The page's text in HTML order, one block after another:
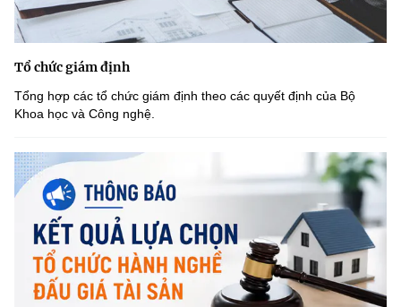
Tổ chức giám định
Tổng hợp các tổ chức giám định theo các quyết định của Bộ
Khoa học và Công nghệ.